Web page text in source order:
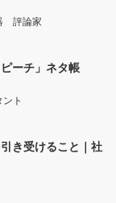
評論家
ーチ」ネタ帳
ト
き受けること｜社